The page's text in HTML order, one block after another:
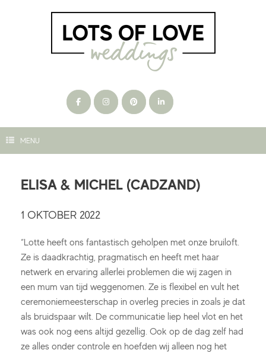
MENU
ELISA & MICHEL (CADZAND)
1 OKTOBER 2022
“Lotte heeft ons fantastisch geholpen met onze bruiloft.
Ze is daadkrachtig, pragmatisch en heeft met haar
netwerk en ervaring allerlei problemen die wij zagen in
een mum van tijd weggenomen. Ze is flexibel en vult het
ceremoniemeesterschap in overleg precies in zoals je dat
als bruidspaar wilt. De communicatie liep heel vlot en het
was ook nog eens altijd gezellig. Ook op de dag zelf had
ze alles onder controle en hoefden wij alleen nog het